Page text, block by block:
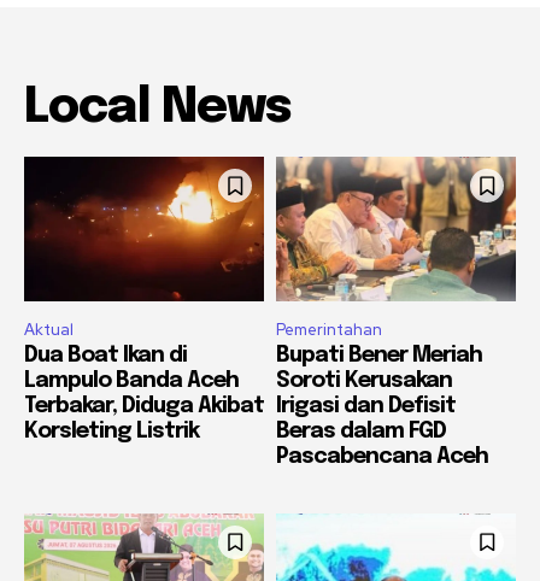
Local News
Aktual
Dua Boat Ikan di
Lampulo Banda Aceh
Terbakar, Diduga Akibat
Korsleting Listrik
Pemerintahan
Bupati Bener Meriah
Soroti Kerusakan
Irigasi dan Defisit
Beras dalam FGD
Pascabencana Aceh